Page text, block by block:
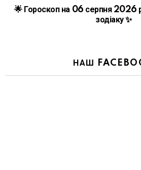
🌟 Гороскоп на 06 серпня 2026
зодіаку ✨
НАШ